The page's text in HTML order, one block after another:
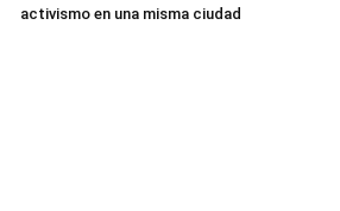
activismo en una misma ciudad